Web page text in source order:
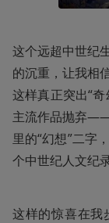
这个远超中世纪
的沉重，让我相
这样真正突出“
主流作品抛弃
里的“幻想”二字
个中世纪人文纪
这样的惊喜在我